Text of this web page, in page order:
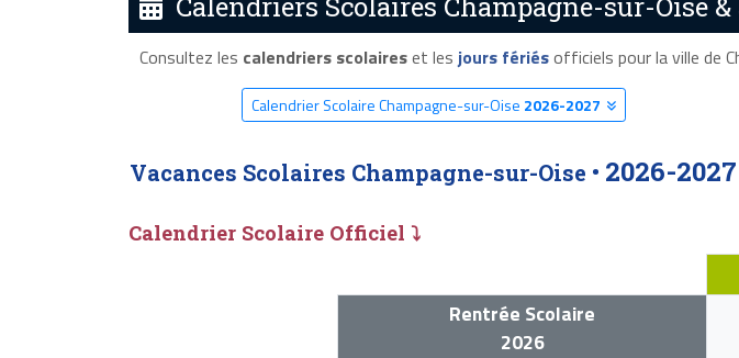
Consultez les calendriers scolaireset les jours fériésofficiels pour la ville de
Calendrier Scolaire Champagne-sur-Oise 2026-2027
Vacances Scolaires Champagne-sur-Oise • 2026-2027
Calendrier Scolaire Officiel ⤵
Rentrée Scolaire
2026